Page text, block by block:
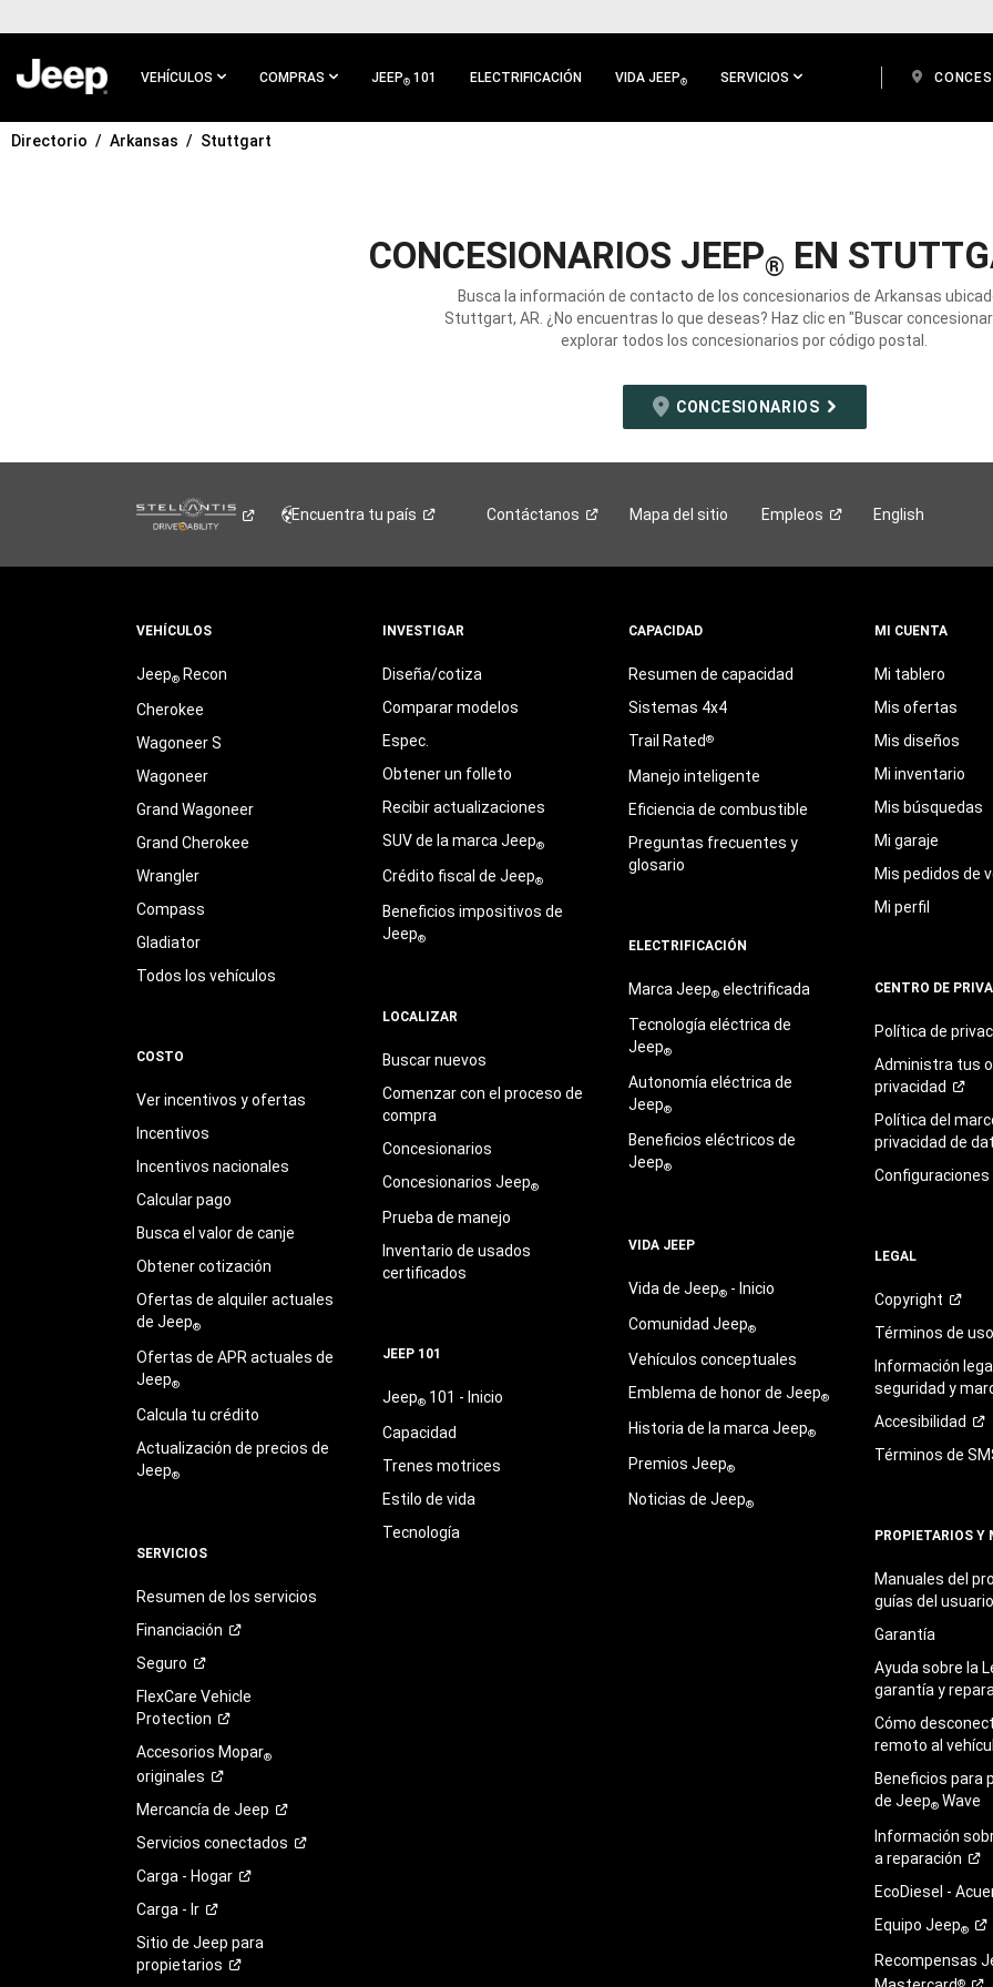
CONTENIDO
VEHÍCULOS COMPRAS JEEP® 101 ELECTRIFICACIÓN VIDA JEEP® SERVICIOS
IR A
Directorio Arkansas Stuttgart
CONCESIONARIOS JEEP® EN
Busca la información de contacto de los concesionarios de Arkansas
Stuttgart, AR. ¿No encuentras lo que deseas? Haz clic en "Buscar
explorar todos los concesionarios por código postal.
CONCESIONARIOS
Encuentra tu país Contáctanos Mapa del sitio Empleos English
VEHÍCULOS
Jeep®Recon
Cherokee
Wagoneer S
Wagoneer
Grand Wagoneer
Grand Cherokee
Wrangler
Compass
Gladiator
Todos los vehículos
COSTO
Ver incentivos y ofertas
Incentivos
Incentivos nacionales
Calcular pago
Busca el valor de canje
Obtener cotización
Ofertas de alquiler actuales
de Jeep®
Ofertas de APR actuales de
Jeep®
Calcula tu crédito
Actualización de precios de
Jeep®
SERVICIOS
Resumen de los servicios
Financiación
Seguro
FlexCare Vehicle
Protection
Accesorios Mopar®
originales
Mercancía de Jeep
Servicios conectados
Carga - Hogar
Carga - Ir
Sitio de Jeep para
propietarios
INVESTIGAR
Diseña/cotiza
Comparar modelos
Espec.
Obtener un folleto
Recibir actualizaciones
SUV de la marca Jeep®
Crédito fiscal de Jeep®
Beneficios impositivos de
Jeep®
LOCALIZAR
Buscar nuevos
Comenzar con el proceso de
compra
Concesionarios
Concesionarios Jeep®
Prueba de manejo
Inventario de usados
certificados
JEEP 101
Jeep®101 - Inicio
Capacidad
Trenes motrices
Estilo de vida
Tecnología
CAPACIDAD
Resumen de capacidad
Sistemas 4x4
Trail Rated®
Manejo inteligente
Eficiencia de combustible
Preguntas frecuentes y
glosario
ELECTRIFICACIÓN
Marca Jeep®electrificada
Tecnología eléctrica de
Jeep®
Autonomía eléctrica de
Jeep®
Beneficios eléctricos de
Jeep®
VIDA JEEP
Vida de Jeep®- Inicio
Comunidad Jeep®
Vehículos conceptuales
Emblema de honor de Jeep®
Historia de la marca Jeep®
Premios Jeep®
Noticias de Jeep®
MI CUENTA
Mi tablero
Mis ofertas
Mis diseños
Mi inventario
Mis búsquedas
Mi garaje
Mis pedidos de
Mi perfil
CENTRO DE
Política de
Administra tus
privacidad
Política del
privacidad de
Configuraciones
LEGAL
Copyright
Términos deuso
Información
seguridad y
Accesibilidad
Términos de
PROPIETARIOS Y
Manuales del
guías delusuario
Garantía
Ayuda sobre la
garantía y
Cómo
remoto al
Beneficios para
de Jeep® Wave
Información
areparación
EcoDiesel -
Equipo Jeep®
Recompensas
®